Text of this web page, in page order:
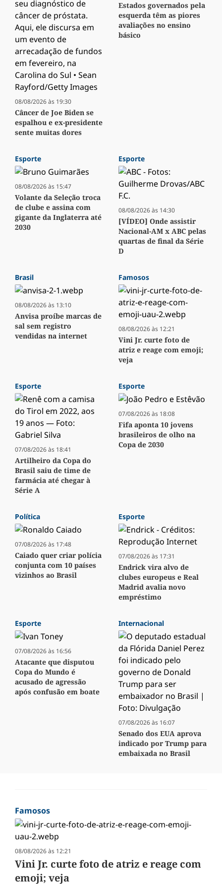
08/08/2026 às 19:30
Câncer de Joe Biden se
espalhou e ex-presidente
sente muitas dores
Estados governados pela
esquerda têm as piores
avaliações no ensino
básico
Esporte
08/08/2026 às 15:47
Volante da Seleção troca
de clube e assina com
gigante da Inglaterra até
2030
Esporte
08/08/2026 às 14:30
[VÍDEO] Onde assistir
Nacional-AM x ABC pelas
quartas de final da Série
D
Brasil
08/08/2026 às 13:10
Anvisa proíbe marcas de
sal sem registro
vendidas na internet
Famosos
08/08/2026 às 12:21
Vini Jr. curte foto de
atriz e reage com emoji;
veja
Esporte
07/08/2026 às 18:41
Artilheiro da Copa do
Brasil saiu de time de
farmácia até chegar à
Série A
Esporte
07/08/2026 às 18:08
Fifa aponta 10 jovens
brasileiros de olho na
Copa de 2030
Política
07/08/2026 às 17:48
Caiado quer criar polícia
conjunta com 10 países
vizinhos ao Brasil
Esporte
07/08/2026 às 17:31
Endrick vira alvo de
clubes europeus e Real
Madrid avalia novo
empréstimo
Esporte
07/08/2026 às 16:56
Atacante que disputou
Copa do Mundo é
acusado de agressão
após confusão em boate
Internacional
07/08/2026 às 16:07
Senado dos EUA aprova
indicado por Trump para
embaixada no Brasil
Famosos
08/08/2026 às 12:21
Vini Jr. curte foto de atriz e reage com
emoji; veja